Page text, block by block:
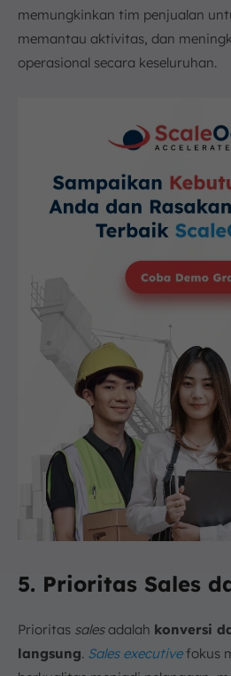
memungkinkan tim penjualan
memantau aktivitas, dan
operasional secara keseluruhan.
5. Prioritas Sales
Prioritas salesadalah konversi
langsung. Sales executivefokus